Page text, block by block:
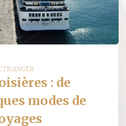
: de
modes de